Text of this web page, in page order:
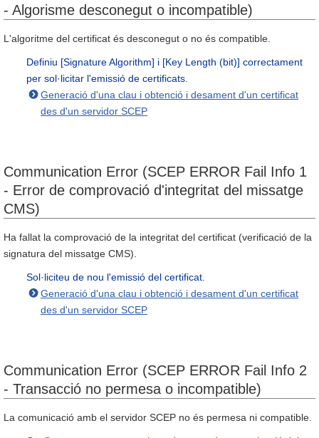
- Algorisme desconegut o incompatible)
L'algoritme del certificat és desconegut o no és compatible.
Definiu [Signature Algorithm] i [Key Length (bit)] correctament
per sol·licitar l'emissió de certificats.
Generació d'una clau i obtenció i desament d'un certificat
des d'un servidor SCEP
Communication Error (SCEP ERROR Fail Info 1
- Error de comprovació d'integritat del missatge
CMS)
Ha fallat la comprovació de la integritat del certificat (verificació de la
signatura del missatge CMS).
Sol·liciteu de nou l'emissió del certificat.
Generació d'una clau i obtenció i desament d'un certificat
des d'un servidor SCEP
Communication Error (SCEP ERROR Fail Info 2
- Transacció no permesa o incompatible)
La comunicació amb el servidor SCEP no és permesa ni compatible.